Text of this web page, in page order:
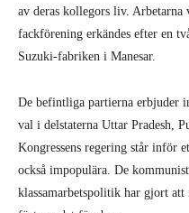
av deras kollegors liv. Arbetarna
fackförening erkändes efter en
Suzuki-fabriken i Manesar.
De befintliga partierna erbjuder
val i delstaterna Uttar Pradesh,
Kongressens regering står inför
också impopulära. De
klassamarbetspolitik har gjort att